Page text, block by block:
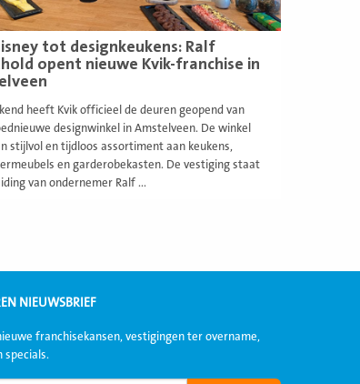
tot designkeukens: Ralf
opent nieuwe Kvik-franchise in
heeft Kvik officieel de deuren geopend van
designwinkel in Amstelveen. De winkel
stijlvol en tijdloos assortiment aan keukens,
en garderobekasten. De vestiging staat
van ondernemer Ralf ...
NIEUWSBRIEF
franchisekansen, vestigingen ter overname,
specials.